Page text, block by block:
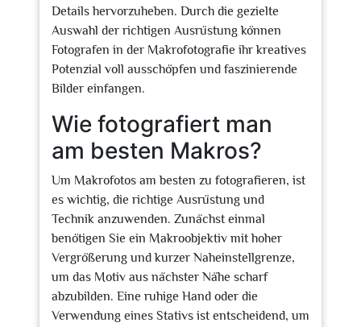
Details hervorzuheben. Durch die gezielte
Auswahl der richtigen Ausrüstung können
Fotografen in der Makrofotografie ihr kreatives
Potenzial voll ausschöpfen und faszinierende
Bilder einfangen.
Wie fotografiert man
am besten Makros?
Um Makrofotos am besten zu fotografieren, ist
es wichtig, die richtige Ausrüstung und
Technik anzuwenden. Zunächst einmal
benötigen Sie ein Makroobjektiv mit hoher
Vergrößerung und kurzer Naheinstellgrenze,
um das Motiv aus nächster Nähe scharf
abzubilden. Eine ruhige Hand oder die
Verwendung eines Stativs ist entscheidend, um